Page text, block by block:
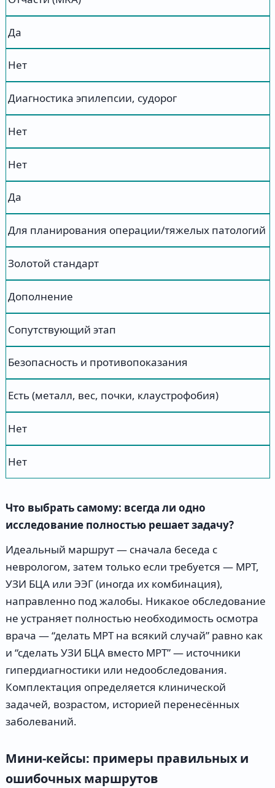
Да
Нет
Диагностика эпилепсии, судорог
Нет
Нет
Да
Для планирования операции/тяжелых патологий
Золотой стандарт
Дополнение
Сопутствующий этап
Безопасность и противопоказания
Есть (металл, вес, почки, клаустрофобия)
Нет
Нет
Что выбрать самому: всегда ли одно
исследование полностью решает задачу?
Идеальный маршрут — сначала беседа с
неврологом, затем только если требуется — МРТ,
УЗИ БЦА или ЭЭГ (иногда их комбинация),
направленно под жалобы. Никакое обследование
не устраняет полностью необходимость осмотра
врача — “делать МРТ на всякий случай” равно как
и “сделать УЗИ БЦА вместо МРТ” — источники
гипердиагностики или недообследования.
Комплектация определяется клинической
задачей, возрастом, историей перенесённых
заболеваний.
Мини-кейсы: примеры правильных и
ошибочных маршрутов